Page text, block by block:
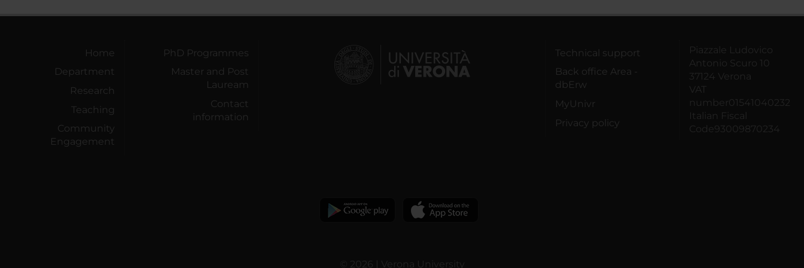
Home
Department
Research
Teaching
Community
Engagement
PhD Programmes
Master and Post
Lauream
Contact
information
Technical support
Back office Area -
dbErw
MyUnivr
Privacy policy
Piazzale Ludovico
Antonio Scuro 10
37124 Verona
VAT
number01541040232
Italian Fiscal
Code93009870234
© 2026 | Verona University